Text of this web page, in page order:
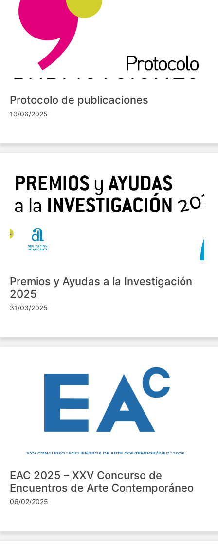
Protocolo de publicaciones
10/06/2025
Premios y Ayudas a la Investigación
2025
31/03/2025
EAC 2025 – XXV Concurso de
Encuentros de Arte Contemporáneo
06/02/2025